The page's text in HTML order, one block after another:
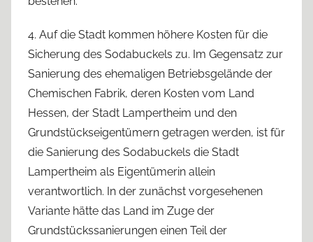
4. Auf die Stadt kommen höhere Kosten für die
Sicherung des Sodabuckels zu. Im Gegensatz zur
Sanierung des ehemaligen Betriebsgelände der
Chemischen Fabrik, deren Kosten vom Land
Hessen, der Stadt Lampertheim und den
Grundstückseigentümern getragen werden, ist für
die Sanierung des Sodabuckels die Stadt
Lampertheim als Eigentümerin allein
verantwortlich. In der zunächst vorgesehenen
Variante hätte das Land im Zuge der
Grundstückssanierungen einen Teil der